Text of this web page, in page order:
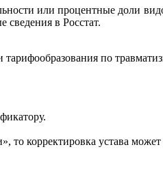
или процентные доли
в Росстат.
по
корректировка устава может